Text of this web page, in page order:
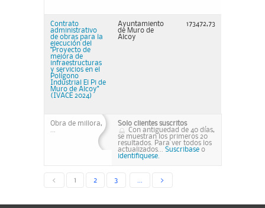
Contrato
administrativo
de obras para la
ejecución del
"Proyecto de
mejora de
infraestructuras
y servicios en el
Polígono
Industrial El Pi de
Muro de Alcoy"
(IVACE 2024)
Ayuntamiento
de Muro de
Alcoy
173472,73
Obra de millora,
Solo clientes suscritos
Con antiguedad de 40 días,
se muestran los primeros 20
resultados. Para ver todos los
actualizados... Suscribase o
identifiquese.
< 1 2 3 >